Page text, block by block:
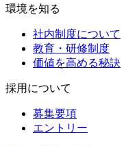
環境を知る
社内制度について
教育・研修制度
価値を高める秘訣
採用について
募集要項
エントリー